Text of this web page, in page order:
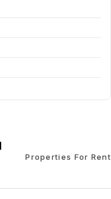
Properties For Rent